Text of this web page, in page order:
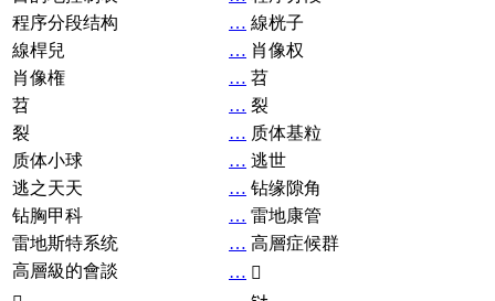
程序分段结构
… 線桄子
線桿兒
… 肖像权
肖像権
… 苕
苕
… 裂
裂
… 质体基粒
质体小球
… 逃世
逃之天天
… 钻缘隙角
钻胸甲科
… 雷地康管
雷地斯特系统
… 高層症候群
高層級的會談
… 𧘞